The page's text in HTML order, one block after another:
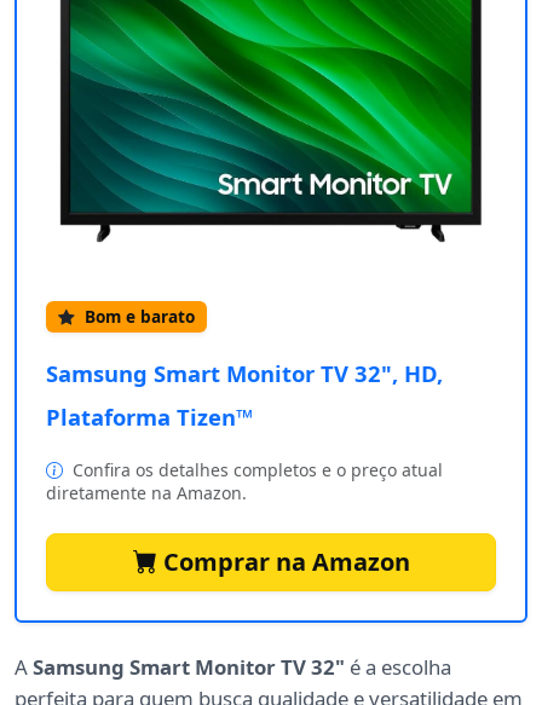
Bom e barato
Samsung Smart Monitor TV 32", HD,
Plataforma Tizen™
Confira os detalhes completos e o preço atual
diretamente na Amazon.
Comprar na Amazon
ASamsung Smart Monitor TV 32" é a escolha
perfeita para quem busca qualidade e versatilidade em